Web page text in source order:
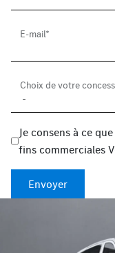
E-mail*
Choix de votre
Je consens à ce
fins commerciales
Envoyer